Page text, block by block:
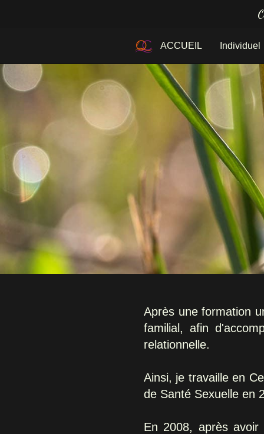
ACCUEIL Individuel
Après une formation
familial, afin
relationnelle.
Ainsi, je travaille en
de Santé Sexuelle en
En 2008, après avoir